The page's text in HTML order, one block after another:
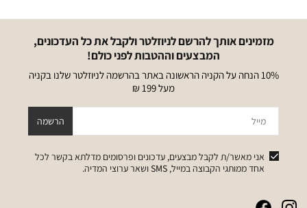
מזמינים אותך להרשם לניוזלטר ולקבל את כל העדכונים,
המבצעים וההטבות לפני כולם!
10% הנחה על הקניה הראשונה באתר בהרשמה לניוזלטר שלנו בקניה
מעל 199 ₪
מייל
אני מאשר/ת לקבל מבצעים, עדכונים ופרסומים מדלתא בקשר לכל
אחד ממותגי הקבוצה במייל, SMS ושאר ערוצי המדיה.
הרשמה